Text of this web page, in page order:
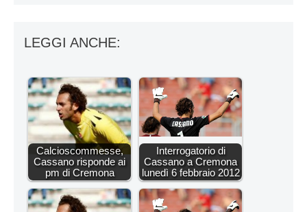
LEGGI ANCHE:
Calcioscommesse,
Cassano risponde ai
pm di Cremona
Interrogatorio di
Cassano a Cremona
lunedì 6 febbraio 2012